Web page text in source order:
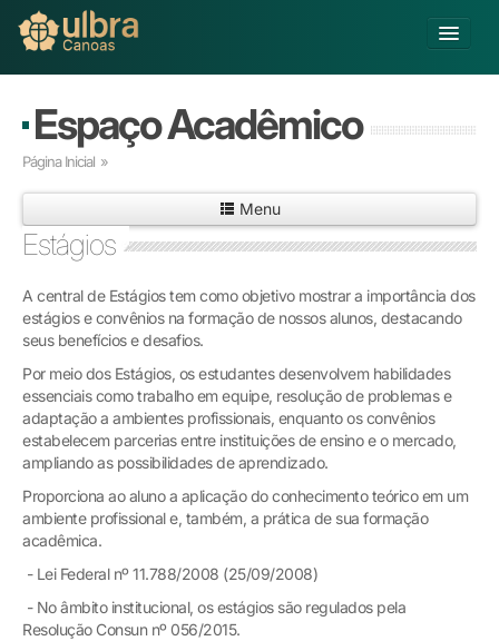
Buscar
Matricule-se
Educação Básica
Graduação
Educação a Distância
Pós-graduação
Pesquisa
Extensão
Infraestrutura e Serviços
Inovação
Sobre a ULBRA
Espaço Acadêmico
Página Inicial »
Menu
Estágios
A central de Estágios tem como objetivo mostrar a importância dos
estágios e convênios na formação de nossos alunos, destacando
seus benefícios e desafios.
Por meio dos Estágios, os estudantes desenvolvem habilidades
essenciais como trabalho em equipe, resolução de problemas e
adaptação a ambientes profissionais, enquanto os convênios
estabelecem parcerias entre instituições de ensino e o mercado,
ampliando as possibilidades de aprendizado.
Proporciona ao aluno a aplicação do conhecimento teórico em um
ambiente profissional e, também, a prática de sua formação
acadêmica.
- Lei Federal nº 11.788/2008 (25/09/2008)
- No âmbito institucional, os estágios são regulados pela
Resolução Consun nº 056/2015.